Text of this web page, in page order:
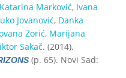
Katarina Marković, Ivana
Jovanović, Danka
Zorić, Marijana
Sakač. (2014).
(p. 65). Novi Sad: